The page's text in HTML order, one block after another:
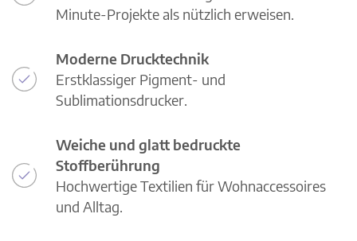
Minute-Projekte als nützlich erweisen.
Moderne Drucktechnik
Erstklassiger Pigment- und
Sublimationsdrucker.
Weiche und glatt bedruckte
Stoffberührung
Hochwertige Textilien für Wohnaccessoires
und Alltag.